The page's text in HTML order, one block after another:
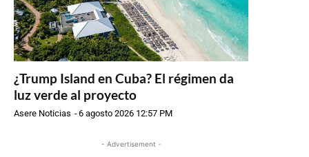
¿Trump Island en Cuba? El régimen da
luz verde al proyecto
Asere Noticias -6 agosto 2026 12:57 PM
- Advertisement -